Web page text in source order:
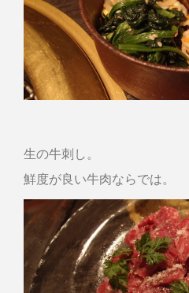
生の牛刺し。
鮮度が良い牛肉ならでは。